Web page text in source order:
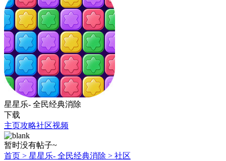
星星乐- 全民经典消除
下载
主页攻略社区视频
暂时没有帖子~
首页 > 星星乐- 全民经典消除 > 社区